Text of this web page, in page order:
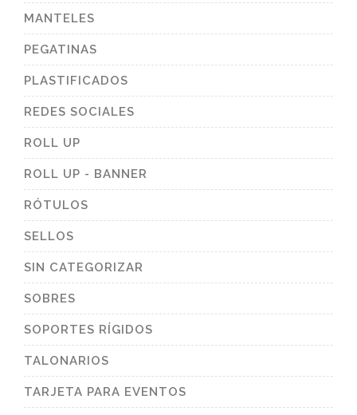
MANTELES
PEGATINAS
PLASTIFICADOS
REDES SOCIALES
ROLL UP
ROLL UP - BANNER
RÓTULOS
SELLOS
SIN CATEGORIZAR
SOBRES
SOPORTES RÍGIDOS
TALONARIOS
TARJETA PARA EVENTOS